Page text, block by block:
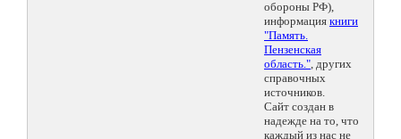
обороны РФ),
информация книги
"Память.
Пензенская
область.", других
справочных
источников.
Сайт создан в
надежде на то, что
каждый из нас не